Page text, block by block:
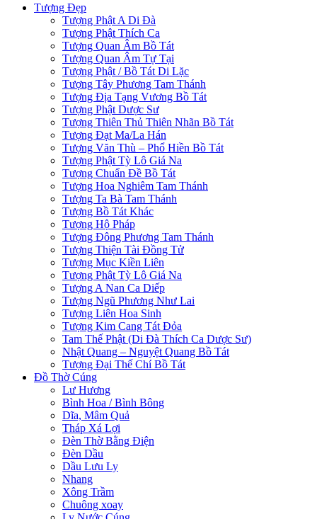
Tượng Đẹp
Tượng Phật A Di Đà
Tượng Phật Thích Ca
Tượng Quan Âm Bồ Tát
Tượng Quan Âm Tự Tại
Tượng Phật / Bồ Tát Di Lặc
Tượng Tây Phương Tam Thánh
Tượng Địa Tạng Vương Bồ Tát
Tượng Phật Dược Sư
Tượng Thiên Thủ Thiên Nhãn Bồ Tát
Tượng Đạt Ma/La Hán
Tượng Văn Thù – Phổ Hiền Bồ Tát
Tượng Phật Tỳ Lô Giá Na
Tượng Chuẩn Đề Bồ Tát
Tượng Hoa Nghiêm Tam Thánh
Tượng Ta Bà Tam Thánh
Tượng Bồ Tát Khác
Tượng Hộ Pháp
Tượng Đông Phương Tam Thánh
Tượng Thiện Tài Đồng Tử
Tượng Mục Kiền Liên
Tượng Phật Tỳ Lô Giá Na
Tượng A Nan Ca Diếp
Tượng Ngũ Phương Như Lai
Tượng Liên Hoa Sinh
Tượng Kim Cang Tát Đỏa
Tam Thế Phật (Di Đà Thích Ca Dược Sư)
Nhật Quang – Nguyệt Quang Bồ Tát
Tượng Đại Thế Chí Bồ Tát
Đồ Thờ Cúng
Lư Hương
Bình Hoa / Bình Bông
Dĩa, Mâm Quả
Tháp Xá Lợi
Đèn Thờ Bằng Điện
Đèn Dầu
Dầu Lưu Ly
Nhang
Xông Trầm
Chuông xoay